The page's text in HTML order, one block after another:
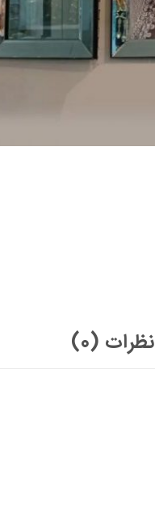
نظرات (0)